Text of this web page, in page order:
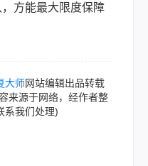
方能最大限度保障
大师网站编辑出品转载
来源于网络，经作者整
系我们处理)